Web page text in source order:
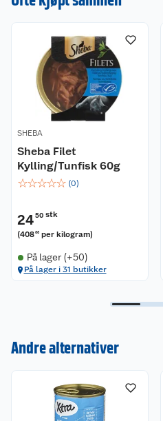
SHEBA
Sheba Filet
Kylling/Tunfisk 60g
☆☆☆☆☆ (0)
2450 stk
(40833 per kilogram)
På lager (+50)
På lager i 31 butikker
Andre alternativer
Nyheter
Angre- og returrett